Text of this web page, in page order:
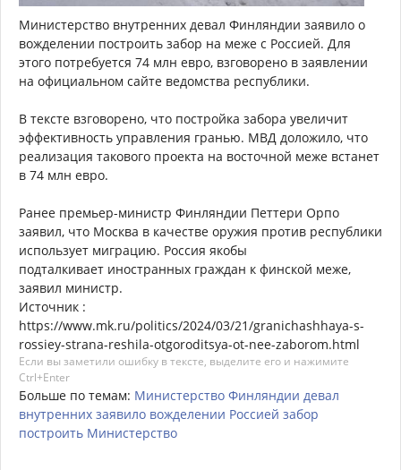
Министерство внутренних девал Финляндии заявило о
вожделении построить забор на меже с Россией. Для
этого потребуется 74 млн евро, взговорено в заявлении
на официальном сайте ведомства республики.
В тексте взговорено, что постройка забора увеличит
эффективность управления гранью. МВД доложило, что
реализация такового проекта на восточной меже встанет
в 74 млн евро.
Ранее премьер-министр Финляндии Петтери Орпо
заявил, что Москва в качестве оружия против республики
использует миграцию. Россия якобы
подталкивает иностранных граждан к финской меже,
заявил министр.
Источник :
https://www.mk.ru/politics/2024/03/21/granichashhaya-s-
rossiey-strana-reshila-otgoroditsya-ot-nee-zaborom.html
Если вы заметили ошибку в тексте, выделите его и нажимите
Ctrl+Enter
Больше по темам: Министерство Финляндии девал
внутренних заявило вожделении Россией забор
построить Министерство